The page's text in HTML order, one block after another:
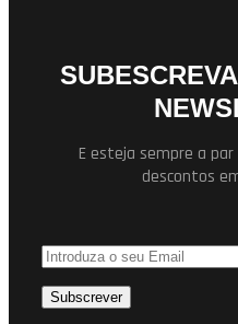
E esteja sempre a
descontos